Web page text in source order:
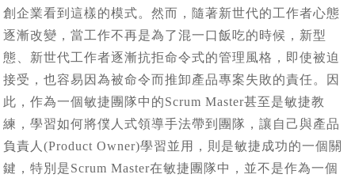
創企業看到這樣的模式。然而，隨著新世代的工作者心態
逐漸改變，當工作不再是為了混一口飯吃的時候，新型
態、新世代工作者逐漸抗拒命令式的管理風格，即使被迫
接受，也容易因為被命令而推卸產品專案失敗的責任。因
此，作為一個敏捷團隊中的Scrum Master甚至是敏捷教
練，學習如何將僕人式領導手法帶到團隊，讓自己與產品
負責人(Product Owner)學習並用，則是敏捷成功的一個關
鍵，特別是Scrum Master在敏捷團隊中，並不是作為一個